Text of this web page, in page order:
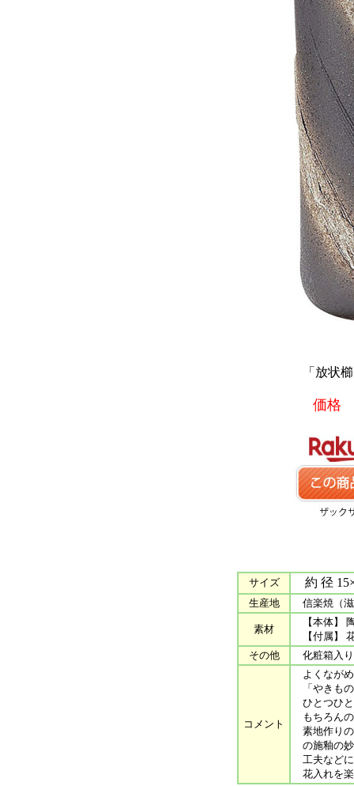
「放状
価格
サイズ 約 径
生産地 信楽焼（
素材
【本体】
【付属】
その他
化粧箱入り
コメント
よくながめ
「やきもの
ひとつひと
もちろんの
素地作りの
の施釉の妙
工夫などに
花入れを楽